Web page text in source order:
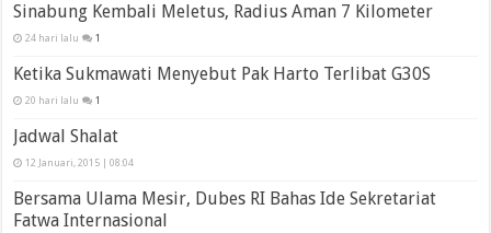
Sinabung Kembali Meletus, Radius Aman 7 Kilometer
24 hari lalu 1
Ketika Sukmawati Menyebut Pak Harto Terlibat G30S
20 hari lalu 1
Jadwal Shalat
12 Januari, 2015 | 08:04
Bersama Ulama Mesir, Dubes RI Bahas Ide Sekretariat
Fatwa Internasional